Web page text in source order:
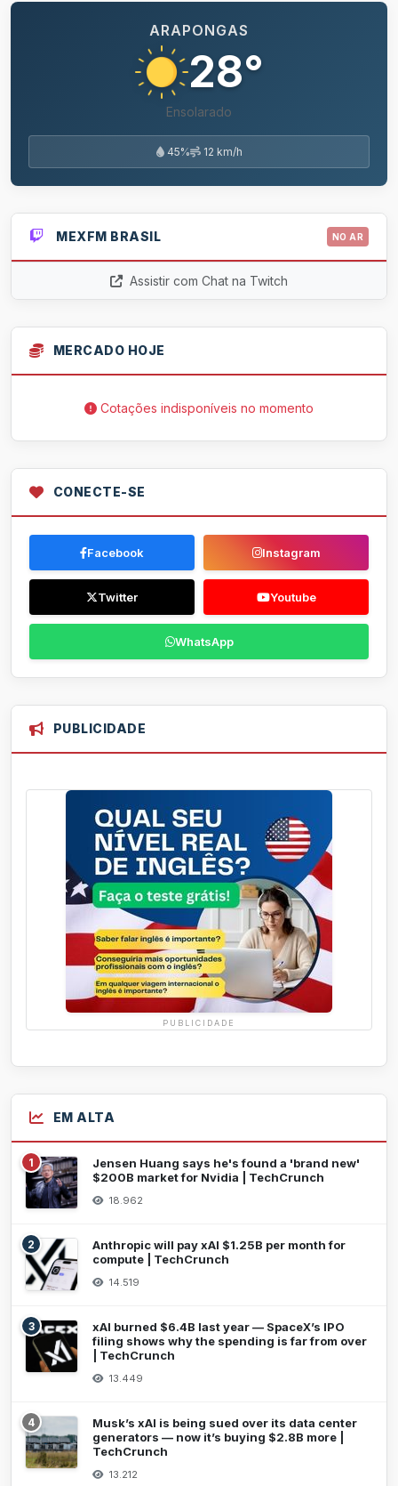
ARAPONGAS
28°
Ensolarado
45% 12 km/h
MEXFM BRASIL NO AR
Assistir com Chat na Twitch
MERCADO HOJE
Cotações indisponíveis no momento
CONECTE-SE
Facebook Instagram
Twitter Youtube
WhatsApp
PUBLICIDADE
PUBLICIDADE
EM ALTA
1
Jensen Huang says he's found a 'brand new'
$200B market for Nvidia | TechCrunch
18.962
2
Anthropic will pay xAI $1.25B per month for
compute | TechCrunch
14.519
3
xAI burned $6.4B last year — SpaceX’s IPO
filing shows why the spending is far from over
| TechCrunch
13.449
4
Musk’s xAI is being sued over its data center
generators — now it’s buying $2.8B more |
TechCrunch
13.212